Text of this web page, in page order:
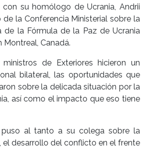
con su homólogo de Ucrania, Andrii
de la Conferencia Ministerial sobre la
de la Fórmula de la Paz de Ucrania
Montreal, Canadá.
de Exteriores hicieron un
bilateral, las oportunidades que
sobre la delicada situación por la
así como el impacto que eso tiene
puso al tanto a su colega sobre la
el desarrollo del conflicto en el frente